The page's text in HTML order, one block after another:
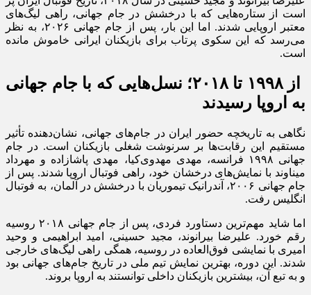
است از ستاره‌هایی که با درخشش در جام جهانی، راهی لیگ‌های
معتبر اروپایی شدند. اما این بار، پس از جام جهانی ۲۰۲۶، به نظر
می‌رسد که این سکوی پرتاب برای بازیکنان ایرانی خاموش مانده
است.
از ۱۹۹۸ تا ۲۰۱۸؛ نسل‌هایی که با جام جهانی
به اروپا رسیدند
نگاهی به تاریخچه حضور ایران در جام‌های جهانی، نشان‌دهنده تأثیر
مستقیم این رقابت‌ها بر سرنوشت شغلی بازیکنان است. در جام
جهانی ۱۹۹۸ فرانسه، مهدی مهدوی‌کیا، مهدی پاشازاده و مهرداد
میناوند با نمایش‌های درخشان خود، راهی فوتبال اروپا شدند. پس از
جام جهانی ۲۰۰۶، آندرانیک تیموریان با درخشش در آلمان، به فوتبال
انگلیس رفت.
اما شاید مهم‌ترین دستاورد فردی، پس از جام جهانی ۲۰۱۸ روسیه
رقم خورد. علیرضا بیرانوند، مجید حسینی، امید ابراهیمی و وحید
امیری با نمایشی فوق‌العاده در روسیه، همگی راهی لیگ‌های خارجی
شدند. این دوره، بهترین نمایش تیم ملی در تاریخ جام‌های جهانی بود
و به تبع آن، بیشترین بازیکنان داخلی توانستند به اروپا بروند.